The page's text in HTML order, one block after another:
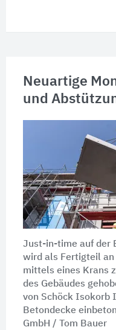
Neuartige
und
Just-in-time auf der
wird als Fertigteil
mittels eines Krans
des Gebäudes
von Schöck Isokorb
Betondecke
GmbH / Tom Bauer